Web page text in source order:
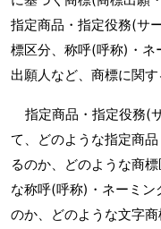
指定商品・指定役務(サ
標区分、称呼(呼称)・ネ
出願人など、商標に関
指定商品・指定役務(
て、どのような指定商
るのか、どのような商
な称呼(呼称)・ネーミ
のか、どのような文字